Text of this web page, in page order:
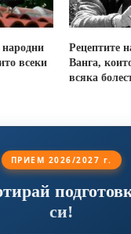
народни
всеки
Рецептите
Ванга,
всяка
ПРИЕМ 2026/2027 г.
си!